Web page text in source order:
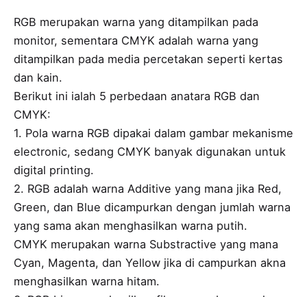
RGB merupakan warna yang ditampilkan pada
monitor, sementara CMYK adalah warna yang
ditampilkan pada media percetakan seperti kertas
dan kain.
Berikut ini ialah 5 perbedaan anatara RGB dan
CMYK:
1. Pola warna RGB dipakai dalam gambar mekanisme
electronic, sedang CMYK banyak digunakan untuk
digital printing.
2. RGB adalah warna Additive yang mana jika Red,
Green, dan Blue dicampurkan dengan jumlah warna
yang sama akan menghasilkan warna putih.
CMYK merupakan warna Substractive yang mana
Cyan, Magenta, dan Yellow jika di campurkan akna
menghasilkan warna hitam.